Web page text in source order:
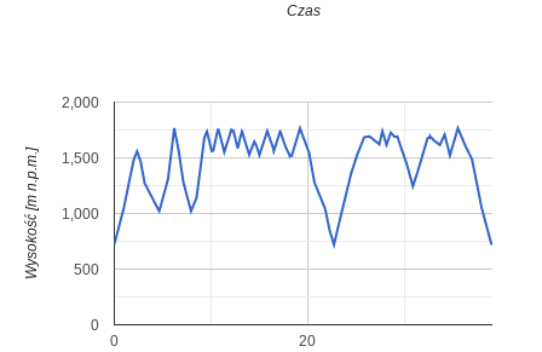
Czas
0 20
0
500
1,000
1,500
2,000
Wysokość [m n.p.m.]